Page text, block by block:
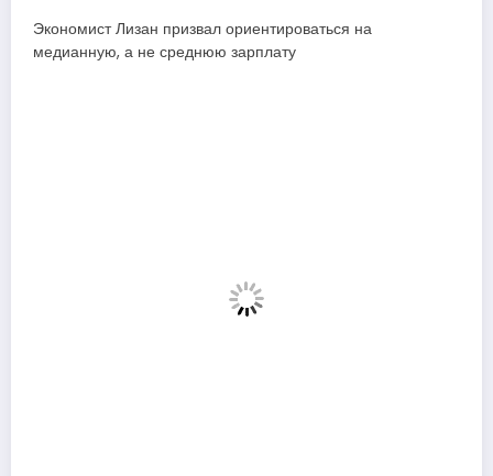
Экономист Лизан призвал ориентироваться на
медианную, а не среднюю зарплату